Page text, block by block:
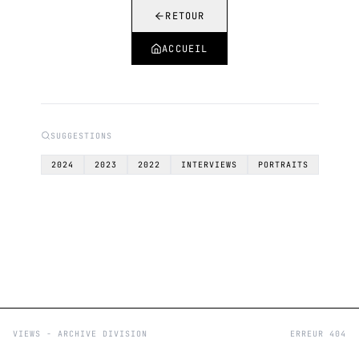
RETOUR
ACCUEIL
SUGGESTIONS
2024 2023 2022 INTERVIEWS PORTRAITS
VIEWS - ARCHIVE DIVISION ERREUR 404